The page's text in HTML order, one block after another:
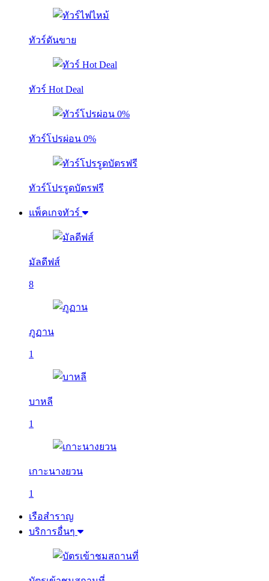
ทัวร์ดันขาย
ทัวร์ Hot Deal
ทัวร์โปรผ่อน 0%
ทัวร์โปรรูดบัตรฟรี
แพ็คเกจทัวร์
มัลดีฟส์
8
ภูฏาน
1
บาหลี
1
เกาะนางยวน
1
เรือสำราญ
บริการอื่นๆ